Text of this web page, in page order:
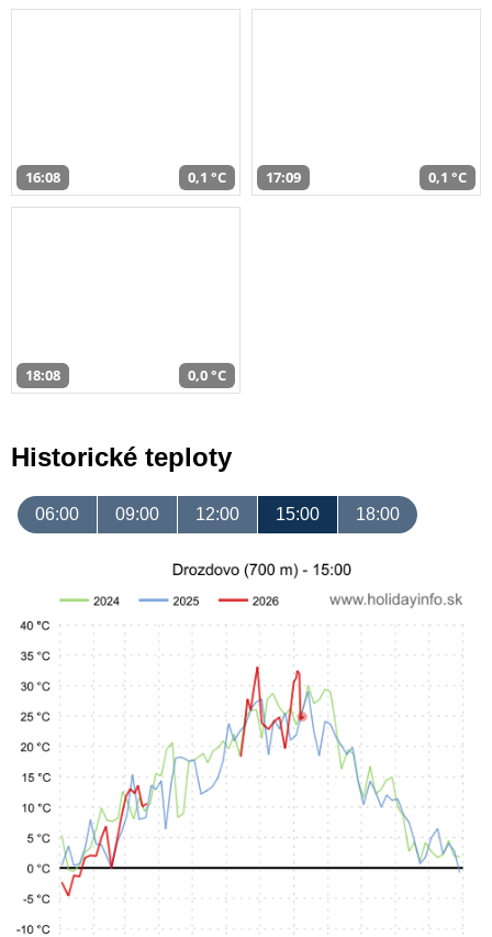
16:08 0,1 °C 17:09 0,1 °C
18:08 0,0 °C
Historické teploty
06:00 09:00 12:00 15:00 18:00